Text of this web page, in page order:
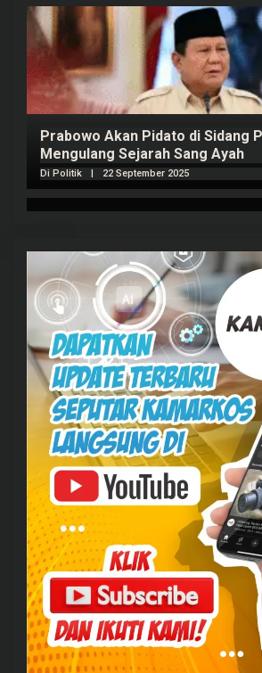
Prabowo Akan Pidato di Sidang
Mengulang Sejarah Sang Ayah
Di Politik 22 September 2025